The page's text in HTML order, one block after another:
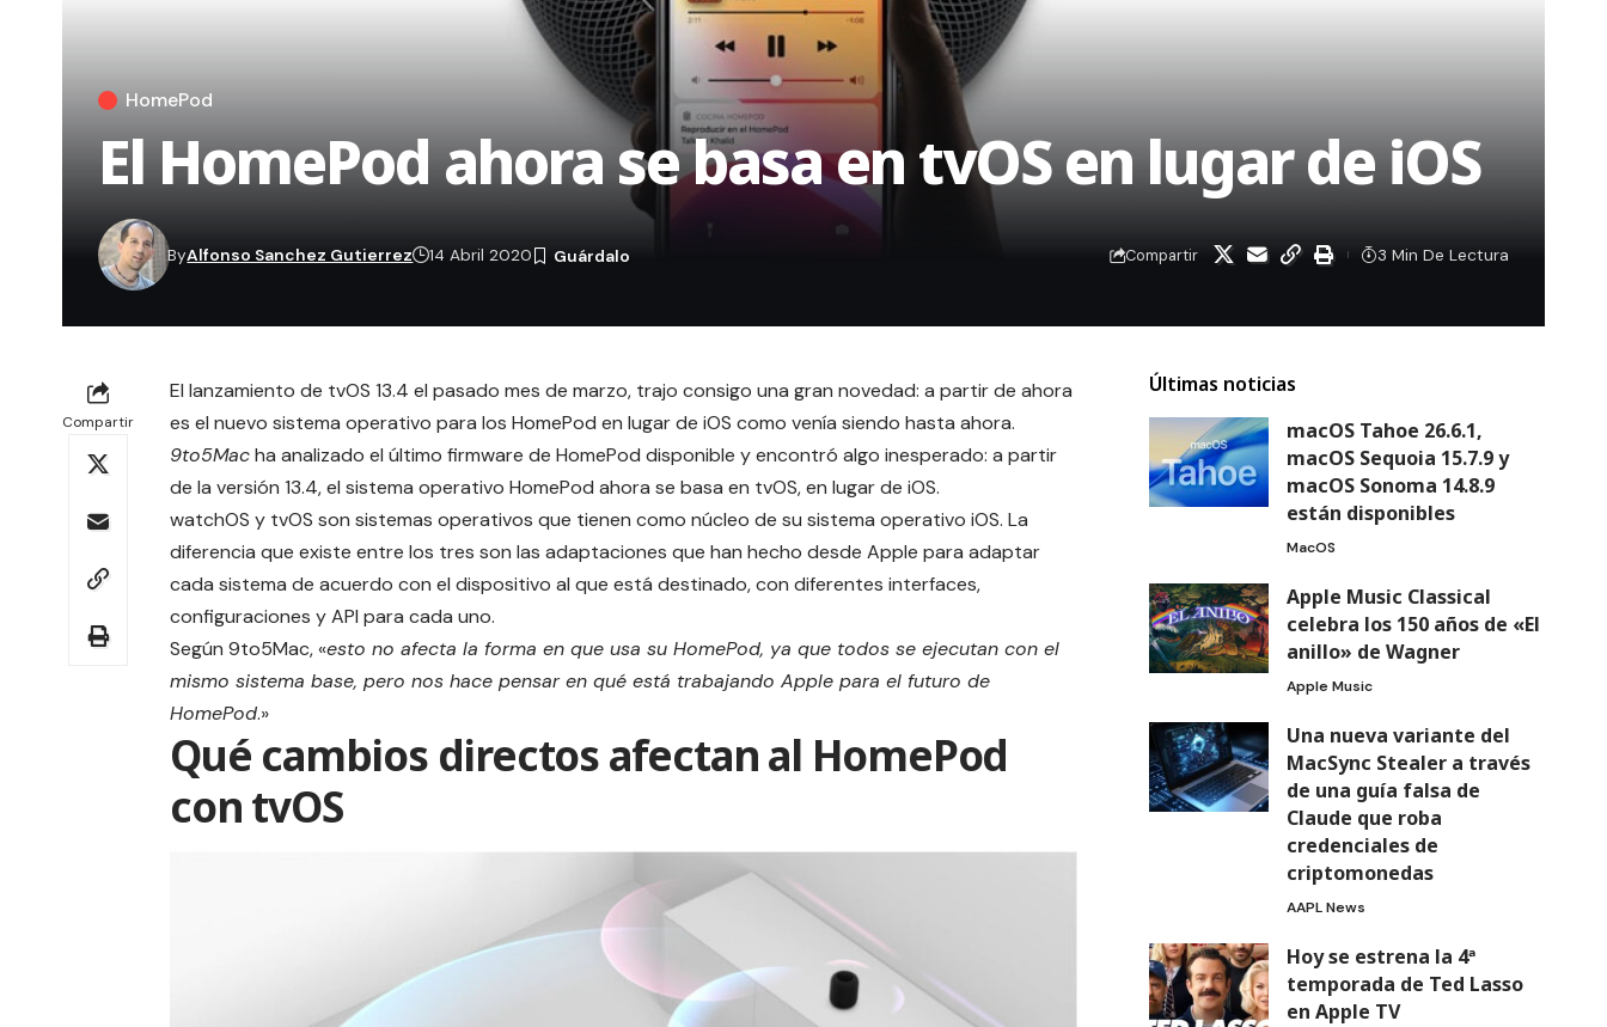
HomePod
El HomePod ahora se basa en tvOS en lugar de iOS
ByAlfonso Sanchez Gutierrez 14 Abril 2020 Compartir 3 Min De Lectura
Compartir
El lanzamiento de tvOS 13.4 el pasado mes de marzo, trajo consigo una gran novedad: a partir de ahora
es el nuevo sistema operativo para los HomePod en lugar de iOS como venía siendo hasta ahora.
9to5Macha analizado el último firmware de HomePod disponible y encontró algo inesperado: a partir
de la versión 13.4, el sistema operativo HomePod ahora se basa en tvOS, en lugar de iOS.
watchOS y tvOS son sistemas operativos que tienen como núcleo de su sistema operativo iOS. La
diferencia que existe entre los tres son las adaptaciones que han hecho desde Apple para adaptar
cada sistema de acuerdo con el dispositivo al que está destinado, con diferentes interfaces,
configuraciones y API para cada uno.
Según 9to5Mac, «esto no afecta la forma en que usa su HomePod, ya que todos se ejecutan con el
mismo sistema base, pero nos hace pensar en qué está trabajando Apple para el futuro de
HomePod.»
Qué cambios directos afectan al HomePod
con tvOS
Últimas noticias
macOS Tahoe 26.6.1,
macOS Sequoia 15.7.9 y
macOS Sonoma 14.8.9
están disponibles
MacOS
Apple Music Classical
celebra los 150 años de «El
anillo» de Wagner
Apple Music
Una nueva variante del
MacSync Stealer a través
de una guía falsa de
Claude que roba
credenciales de
criptomonedas
AAPL News
Hoy se estrena la 4ª
temporada de Ted Lasso
en Apple TV